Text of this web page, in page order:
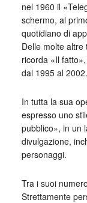
nel 1960 il
schermo, al
quotidiano di
Delle molte
ricorda «Il
dal 1995 al 2002.
In tutta la sua
espresso uno
pubblico», in un
divulgazione,
personaggi.
Tra i suoi
Strettamente